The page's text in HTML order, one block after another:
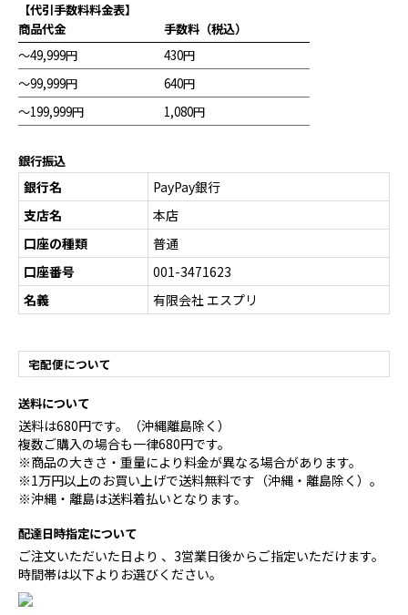
【代引手数料料金表】
商品代金
～49,999円
～99,999円
～199,999円
手数料（税込）
430円
640円
1,080円
銀行振込
銀行名
PayPay銀行
支店名
本店
口座の種類
普通
口座番号
001-3471623
名義
有限会社 エスプリ
宅配便について
送料について
送料は680円です。（沖縄離島除く）
複数ご購入の場合も一律680円です。
※商品の大きさ・重量により料金が異なる場合があります。
※1万円以上のお買い上げで送料無料です（沖縄・離島除く）。
※沖縄・離島は送料着払いとなります。
配達日時指定について
ご注文いただいた日より 、3営業日後からご指定いただけます。
時間帯は以下よりお選びください。